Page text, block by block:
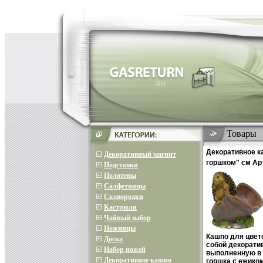
Декоративный магнит
Подставки
Полотены
Салфетницы
Сковородки
Кастрюли
Чайный набор
Ножницы
Доска
Набор ножей
Декоративное кашпо
Товары
Декоративное
горшком" см
Кашпо для
собой
выполненную в
горшка с